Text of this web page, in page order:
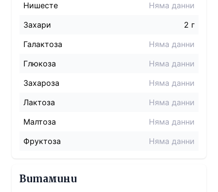
Нишесте
Няма данни
Захари
2 г
Галактоза
Няма данни
Глюкоза
Няма данни
Захароза
Няма данни
Лактоза
Няма данни
Малтоза
Няма данни
Фруктоза
Няма данни
Витамини